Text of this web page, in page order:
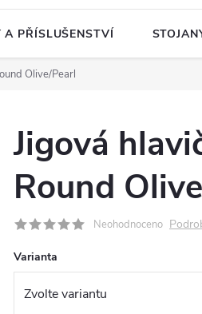
A PŘÍSLUŠENSTVÍ
Olive/Pearl
Jigová
Round
Neohodnoceno
Varianta